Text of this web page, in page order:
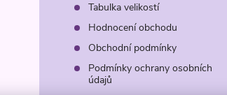
Tabulka velikostí
Hodnocení obchodu
Obchodní podmínky
Podmínky ochrany osobních
údajů